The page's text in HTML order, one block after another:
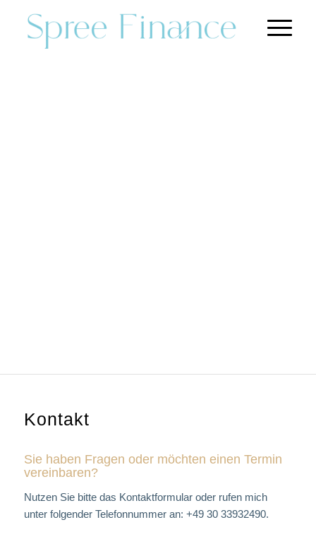
Kontakt
Sie haben Fragen oder möchten einen Termin
vereinbaren?
Nutzen Sie bitte das Kontaktformular oder rufen mich
unter folgender Telefonnummer an: +49 30 33932490.